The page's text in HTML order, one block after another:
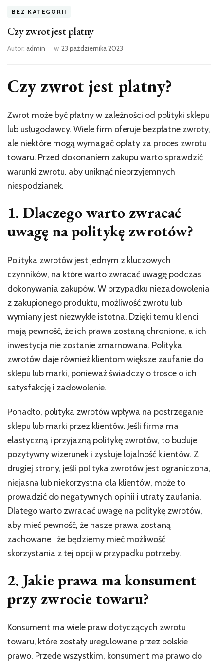
BEZ KATEGORII
Czy zwrot jest platny
Autor: admin w 23 października 2023
Czy zwrot jest platny?
Zwrot może być płatny w zależności od polityki sklepu
lub usługodawcy. Wiele firm oferuje bezpłatne zwroty,
ale niektóre mogą wymagać opłaty za proces zwrotu
towaru. Przed dokonaniem zakupu warto sprawdzić
warunki zwrotu, aby uniknąć nieprzyjemnych
niespodzianek.
1. Dlaczego warto zwracać
uwagę na politykę zwrotów?
Polityka zwrotów jest jednym z kluczowych
czynników, na które warto zwracać uwagę podczas
dokonywania zakupów. W przypadku niezadowolenia
z zakupionego produktu, możliwość zwrotu lub
wymiany jest niezwykle istotna. Dzięki temu klienci
mają pewność, że ich prawa zostaną chronione, a ich
inwestycja nie zostanie zmarnowana. Polityka
zwrotów daje również klientom większe zaufanie do
sklepu lub marki, ponieważ świadczy o trosce o ich
satysfakcję i zadowolenie.
Ponadto, polityka zwrotów wpływa na postrzeganie
sklepu lub marki przez klientów. Jeśli firma ma
elastyczną i przyjazną politykę zwrotów, to buduje
pozytywny wizerunek i zyskuje lojalność klientów. Z
drugiej strony, jeśli polityka zwrotów jest ograniczona,
niejasna lub niekorzystna dla klientów, może to
prowadzić do negatywnych opinii i utraty zaufania.
Dlatego warto zwracać uwagę na politykę zwrotów,
aby mieć pewność, że nasze prawa zostaną
zachowane i że będziemy mieć możliwość
skorzystania z tej opcji w przypadku potrzeby.
2. Jakie prawa ma konsument
przy zwrocie towaru?
Konsument ma wiele praw dotyczących zwrotu
towaru, które zostały uregulowane przez polskie
prawo. Przede wszystkim, konsument ma prawo do